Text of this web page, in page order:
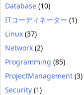
Database (10)
ITコーディネーター (1)
Linux (37)
Network (2)
Programming (85)
ProjectManagement (3)
Security (1)